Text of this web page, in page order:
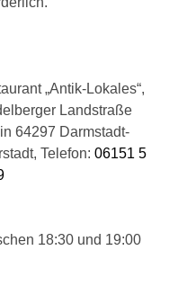
Lokales“,
Landstraße
64297 Darmstadt-
Telefon: 06151 5
und 19:00